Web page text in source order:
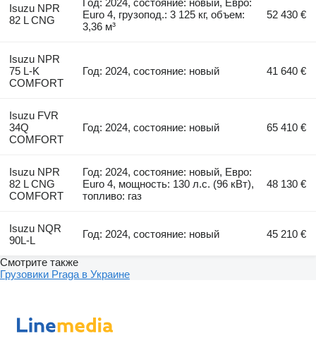
Isuzu NPR
82 L CNG
Euro 4, грузопод.: 3 125 кг, объем:
3,36 м³
52 430 €
Isuzu NPR
75 L-K
COMFORT
Год: 2024, состояние: новый 41 640 €
Isuzu FVR
34Q
COMFORT
Год: 2024, состояние: новый 65 410 €
Isuzu NPR
82 L CNG
COMFORT
Год: 2024, состояние: новый, Евро:
Euro 4, мощность: 130 л.с. (96 кВт),
топливо: газ
48 130 €
Isuzu NQR
90L-L
Год: 2024, состояние: новый 45 210 €
Смотрите также
Грузовики Praga в Украине